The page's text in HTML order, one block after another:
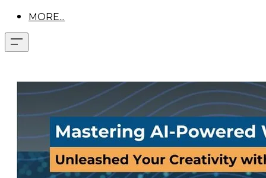
MORE...